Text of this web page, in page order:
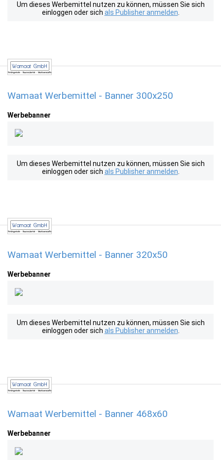
Um dieses Werbemittel nutzen zu können, müssen Sie sich
einloggen oder sich als Publisher anmelden
Wamaat Werbemittel - Banner 300x250
Werbebanner
Um dieses Werbemittel nutzen zu können, müssen Sie sich
einloggen oder sich als Publisher anmelden
Wamaat Werbemittel - Banner 320x50
Werbebanner
Um dieses Werbemittel nutzen zu können, müssen Sie sich
einloggen oder sich als Publisher anmelden
Wamaat Werbemittel - Banner 468x60
Werbebanner